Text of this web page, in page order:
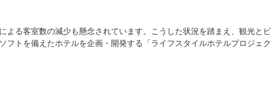
る客室数の減少も懸念されています。こうした状況を踏まえ、観光とビ
トを備えたホテルを企画・開発する「ライフスタイルホテルプロジェク